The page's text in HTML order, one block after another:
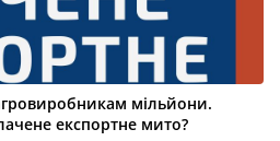
мільйони.
експортне мито?